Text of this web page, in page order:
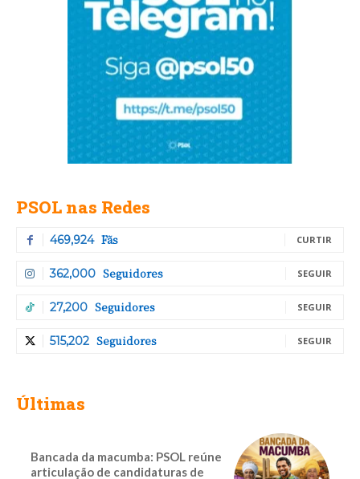
PSOL nas Redes
469,924 Fãs CURTIR
362,000 Seguidores SEGUIR
27,200 Seguidores SEGUIR
515,202 Seguidores SEGUIR
Últimas
Bancada da macumba: PSOL reúne
articulação de candidaturas de